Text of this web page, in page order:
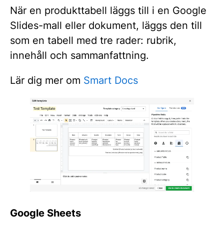
När en produkttabell läggs till i en Google
Slides-mall eller dokument, läggs den till
som en tabell med tre rader: rubrik,
innehåll och sammanfattning.
Lär dig mer om Smart Docs
Google Sheets